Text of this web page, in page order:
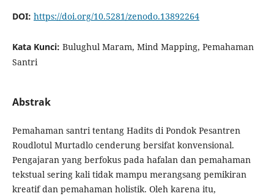
DOI: https://doi.org/10.5281/zenodo.13892264
Kata Kunci: Bulughul Maram, Mind Mapping, Pemahaman
Santri
Abstrak
Pemahaman santri tentang Hadits di Pondok Pesantren
Roudlotul Murtadlo cenderung bersifat konvensional.
Pengajaran yang berfokus pada hafalan dan pemahaman
tekstual sering kali tidak mampu merangsang pemikiran
kreatif dan pemahaman holistik. Oleh karena itu,